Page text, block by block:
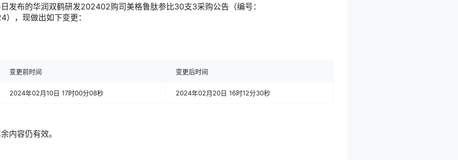
发布的华润双鹤研发202402购司美格鲁肽参比30支3采购公告（编号：
，现做出如下变更：
变更前时间 变更后时间
2024年02月10日 17时00分08秒 2024年02月20日 16时12分30秒
内容仍有效。